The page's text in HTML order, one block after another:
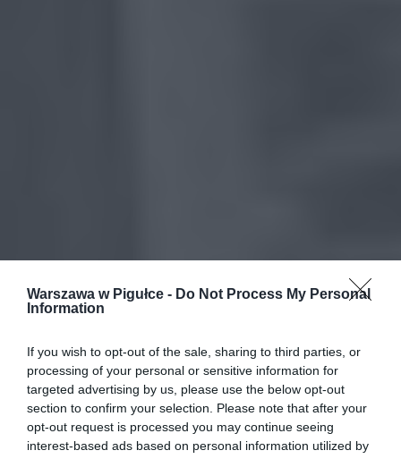
Warszawa w Pigułce - Do Not Process My Personal
Information
If you wish to opt-out of the sale, sharing to third parties, or
processing of your personal or sensitive information for
targeted advertising by us, please use the below opt-out
section to confirm your selection. Please note that after your
opt-out request is processed you may continue seeing
interest-based ads based on personal information utilized by